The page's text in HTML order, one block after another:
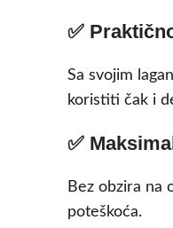
✅
Sa svojim
koristiti čak i
✅
Bez obzira na
poteškoća.